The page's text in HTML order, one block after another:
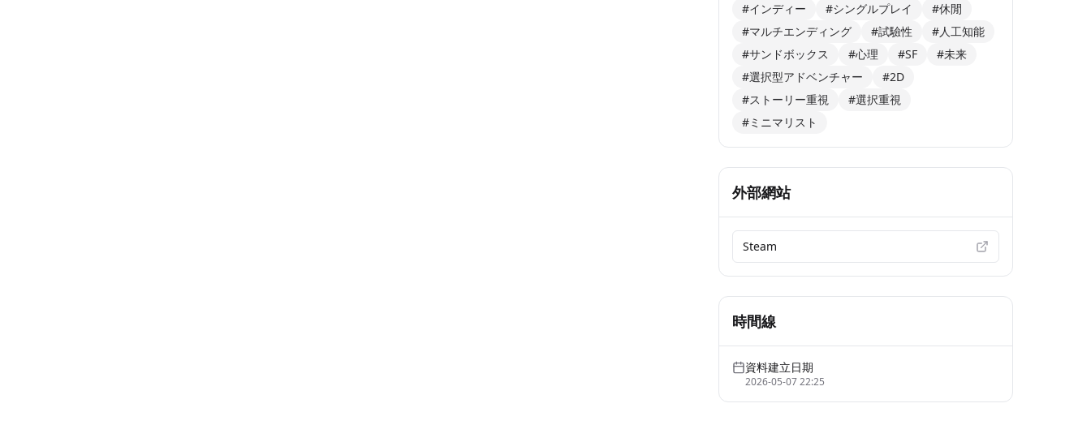
#インディー
#シングルプレイ
#休閒
#マルチエンディング
#試驗性
#人工知能
#サンドボックス
#心理 #SF
#未来
#選択型アドベンチャー
#2D
#ストーリー重視
#選択重視
#ミニマリスト
外部網站
Steam
時間線
資料建立日期
2026-05-07 22:25